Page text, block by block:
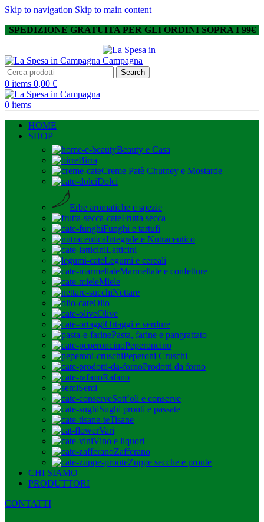
Skip to navigation Skip to main content
SPEDIZIONE GRATUITA PER GLI ORDINI SOPRA I 99€
Search
0 items 0,00 €
0 items
HOME
SHOP
Beauty e Casa
Birra
Creme Patè Chutney e Mostarde
Dolci
Erbe aromatiche e spezie
Frutta secca
Funghi e tartufi
Integrale e Nutraceutico
Latticini
Legumi e cereali
Marmellate e confetture
Miele
Nettare
Olio
Olive
Ortaggi e verdure
Pasta, farine e pangrattato
Peperoncino
Peperoni Cruschi
Prodotti da forno
Rafano
Semi
Sott’oli e conserve
Sughi pronti e passate
Tisane
Vari
Vino e liquori
Zafferano
Zuppe secche e pronte
CHI SIAMO
PRODUTTORI
CONTATTI